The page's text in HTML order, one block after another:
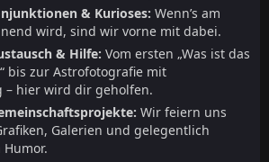
& Kurioses: Wenn’s am
wird, sind wir vorne mit dabei.
& Hilfe: Vom ersten „Was ist das
bis zur Astrofotografie mit
– hier wird dir geholfen.
Wir feiern uns
Galerien und gelegentlich